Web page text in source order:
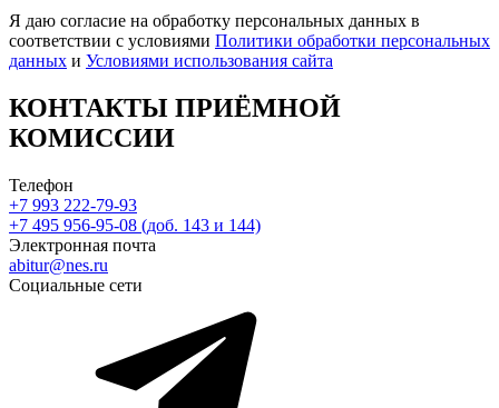
Я даю согласие на обработку персональных данных в
соответствии с условиями Политики обработки персональных
данных и Условиями использования сайта
КОНТАКТЫ ПРИЁМНОЙ
КОМИССИИ
Телефон
+7 993 222-79-93
+7 495 956-95-08 (доб. 143 и 144)
Электронная почта
abitur@nes.ru
Социальные сети